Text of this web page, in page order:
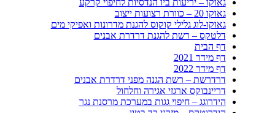
גאוקו – יריעות ביו הנדסיות לחיפוי קרקע
גאוקו 20 – כוורת רצועות ייצוב
גאוקו-לוג גלילי קוקוס להגנת מדרונות ואפיקי מים
דלטקס – רשת להגנת דרדרת אבנים
דף הבית
דף מידר 2021
דף מידר 2022
דרדרשת – רשת הגנה מפני דרדרת אבנים
דריינבוקס ארגזי אגירה וחלחול
הידרוגג – חיפוי גגות במערכת מרסנת נגר